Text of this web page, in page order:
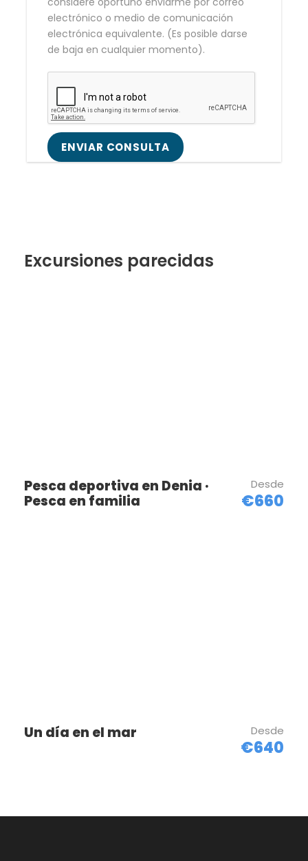
electrónico o medio de comunicación
electrónica equivalente. (Es posible darse
de baja en cualquier momento).
Excursiones parecidas
Pesca deportiva en Denia ·
Pesca en familia
Desde
€660
Un día en el mar Desde
€640